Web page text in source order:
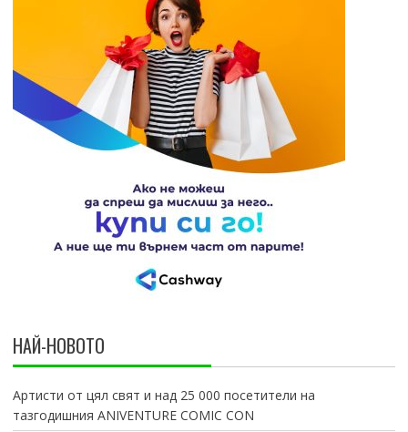
НАЙ-НОВОТО
Артисти от цял свят и над 25 000 посетители на
тазгодишния ANIVENTURE COMIC CON